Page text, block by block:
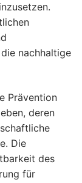
nachhaltige
Prävention
deren
Die
des
für